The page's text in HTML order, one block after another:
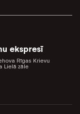
ekspresī
Rīgas Krievu
Lielā zāle